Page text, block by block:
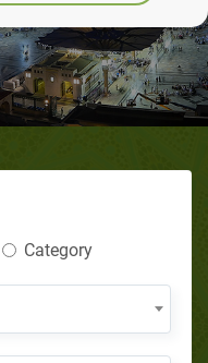
Category